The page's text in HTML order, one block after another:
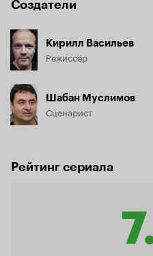
Создатели
Кирилл Васильев
Режиссёр
Шабан Муслимов
Сценарист
Рейтинг сериала